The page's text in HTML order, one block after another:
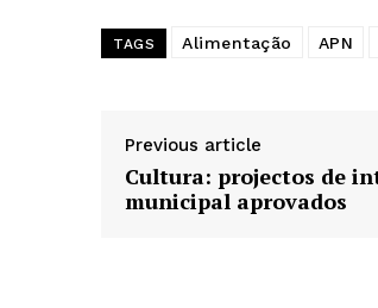
TAGS Alimentação APN
Previous article
Cultura: projectos de
municipal aprovados